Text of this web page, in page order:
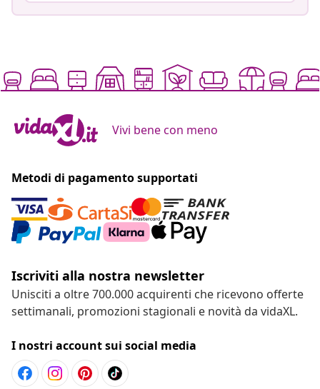
Vivi bene con meno
Metodi di pagamento supportati
Iscriviti alla nostra newsletter
Unisciti a oltre 700.000 acquirenti che ricevono offerte
settimanali, promozioni stagionali e novità da vidaXL.
I nostri account sui social media